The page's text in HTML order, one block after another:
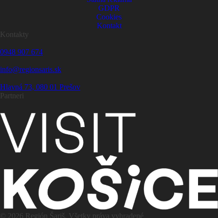
GDPR
Cookies
Kontakt
Kontakty
0948 907 674
info@regionsaris.sk
Hlavná 73, 080 01 Prešov
Partneri
© 2026 Región Šariš. Všetky práva vyhradené